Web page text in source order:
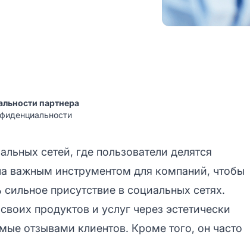
партнера
сетей, где пользователи делятся
важным инструментом для компаний, чтобы
присутствие в социальных сетях.
продуктов и услуг через эстетически
отзывами клиентов. Кроме того, он часто